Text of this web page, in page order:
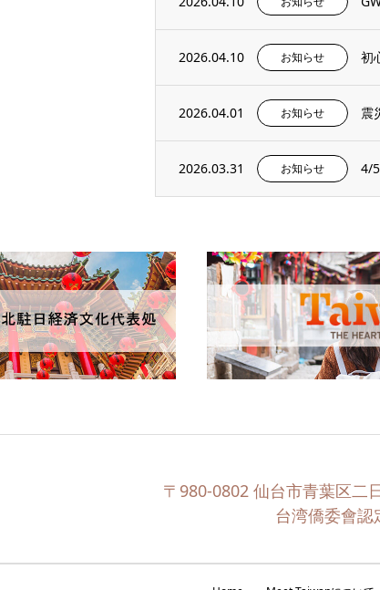
2026.04.10 お知らせ 初
2026.04.01 お知らせ 震
2026.03.31 お知らせ 4/
〒980-0802 仙台市青葉区二
台湾僑委會認